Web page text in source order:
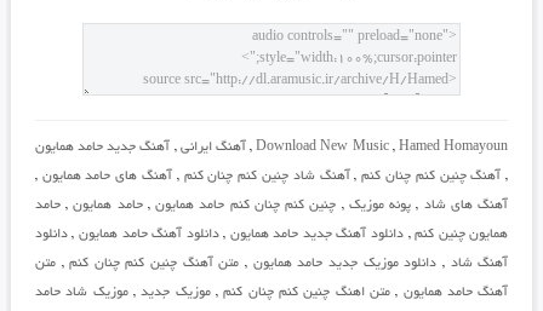
Download New Music,Hamed Homayoun
, آهنگ ایرانی , آهنگ جدید حامد همایون
, آهنگ چنین کنم چنان کنم, آهنگ شاد چنین کنم چنان کنم , آهنگ های حامد همایون ,
آهنگ های شاد , پونه موزیک , چنین کنم چنان کنم حامد همایون,حامد همایون,حامد
همایون چنین کنم,دانلود آهنگ جدید حامد همایون ,دانلود آهنگ حامد همایون ,دانلود
آهنگ شاد , دانلود موزیک جدید حامد همایون , متن آهنگ چنین کنم چنان کنم,متن
آهنگ حامد همایون ,متن اهنگ چنین کنم چنان کنم,موزیک جدید,موزیک شاد حامد